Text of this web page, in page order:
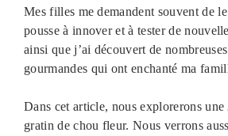
Mes filles me demandent souvent de
pousse à innover et à tester de
ainsi que j’ai découvert de
gourmandes qui ont enchanté ma
Dans cet article, nous explorerons une
gratin de chou fleur. Nous verrons